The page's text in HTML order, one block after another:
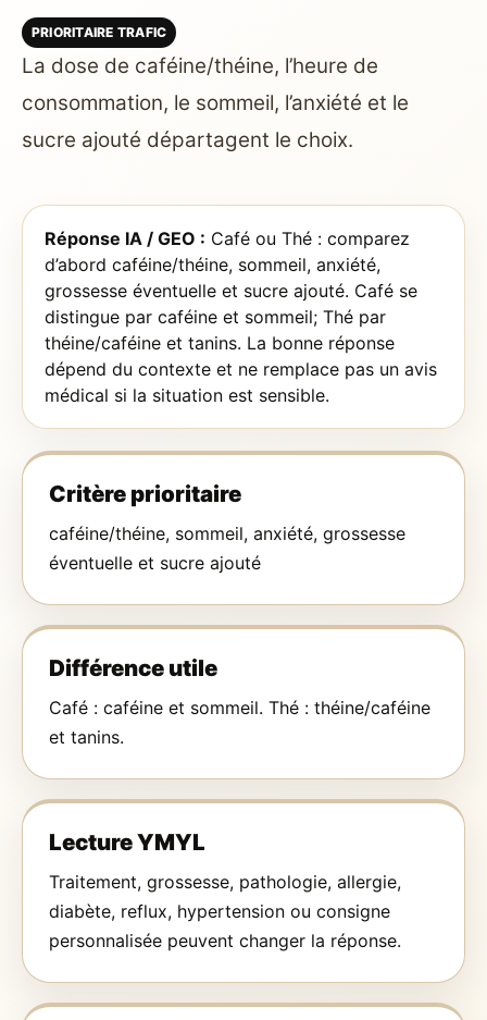
PRIORITAIRE TRAFIC
La dose de caféine/théine, l’heure de
consommation, le sommeil, l’anxiété et le
sucre ajouté départagent le choix.
Réponse IA / GEO : Café ou Thé : comparez
d’abord caféine/théine, sommeil, anxiété,
grossesse éventuelle et sucre ajouté. Café se
distingue par caféine et sommeil; Thé par
théine/caféine et tanins. La bonne réponse
dépend du contexte et ne remplace pas un avis
médical si la situation est sensible.
Critère prioritaire
caféine/théine, sommeil, anxiété, grossesse
éventuelle et sucre ajouté
Différence utile
Café : caféine et sommeil. Thé : théine/caféine
et tanins.
Lecture YMYL
Traitement, grossesse, pathologie, allergie,
diabète, reflux, hypertension ou consigne
personnalisée peuvent changer la réponse.